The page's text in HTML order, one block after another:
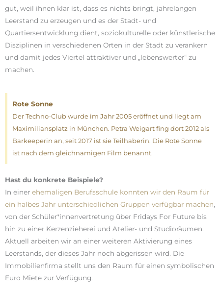
gut, weil ihnen klar ist, dass es nichts bringt, jahrelangen
Leerstand zu erzeugen und es der Stadt- und
Quartiersentwicklung dient, soziokulturelle oder künstlerische
Disziplinen in verschiedenen Orten in der Stadt zu verankern
und damit jedes Viertel attraktiver und „lebenswerter“ zu
machen.
Rote Sonne
Der Techno-Club wurde im Jahr 2005 eröffnet und liegt am
Maximiliansplatz in München. Petra Weigart fing dort 2012 als
Barkeeperin an, seit 2017 ist sie Teilhaberin. Die Rote Sonne
ist nach dem gleichnamigen Film benannt.
Hast du konkrete Beispiele?
In einer ehemaligen Berufsschule konnten wir den Raum für
ein halbes Jahr unterschiedlichen Gruppen verfügbar machen,
von der Schüler*innenvertretung über Fridays For Future bis
hin zu einer Kerzenzieherei und Atelier- und Studioräumen.
Aktuell arbeiten wir an einer weiteren Aktivierung eines
Leerstands, der dieses Jahr noch abgerissen wird. Die
Immobilienfirma stellt uns den Raum für einen symbolischen
Euro Miete zur Verfügung.